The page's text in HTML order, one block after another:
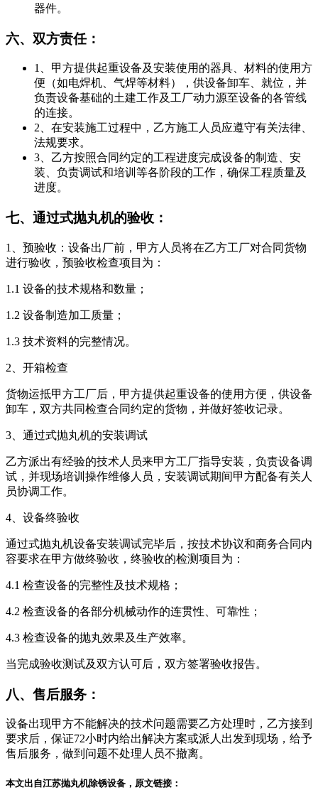
器件。
六、双方责任：
1、甲方提供起重设备及安装使用的器具、材料的使用方
便（如电焊机、气焊等材料），供设备卸车、就位，并
负责设备基础的土建工作及工厂动力源至设备的各管线
的连接。
2、在安装施工过程中，乙方施工人员应遵守有关法律、
法规要求。
3、乙方按照合同约定的工程进度完成设备的制造、安
装、负责调试和培训等各阶段的工作，确保工程质量及
进度。
七、通过式抛丸机的验收：
1、预验收：设备出厂前，甲方人员将在乙方工厂对合同货物
进行验收，预验收检查项目为：
1.1 设备的技术规格和数量；
1.2 设备制造加工质量；
1.3 技术资料的完整情况。
2、开箱检查
货物运抵甲方工厂后，甲方提供起重设备的使用方便，供设备
卸车，双方共同检查合同约定的货物，并做好签收记录。
3、通过式抛丸机的安装调试
乙方派出有经验的技术人员来甲方工厂指导安装，负责设备调
试，并现场培训操作维修人员，安装调试期间甲方配备有关人
员协调工作。
4、设备终验收
通过式抛丸机设备安装调试完毕后，按技术协议和商务合同内
容要求在甲方做终验收，终验收的检测项目为：
4.1 检查设备的完整性及技术规格；
4.2 检查设备的各部分机械动作的连贯性、可靠性；
4.3 检查设备的抛丸效果及生产效率。
当完成验收测试及双方认可后，双方签署验收报告。
八、售后服务：
设备出现甲方不能解决的技术问题需要乙方处理时，乙方接到
要求后，保证72小时内给出解决方案或派人出发到现场，给予
售后服务，做到问题不处理人员不撤离。
本文出自江苏抛丸机除锈设备，原文链接：